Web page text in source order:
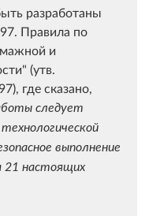
разработаны
Правила по
и
(утв.
где сказано,
следует
выполнение
21 настоящих